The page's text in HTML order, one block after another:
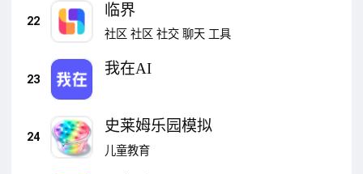
22
临界
社区 社区 社交 聊天 工具
23
我在AI
24
史莱姆乐园模拟
儿童教育